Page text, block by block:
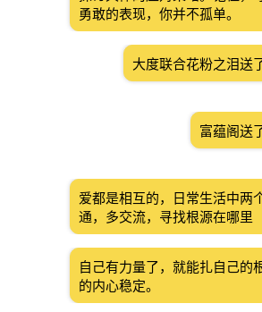
勇敢的表现，你并不孤单。
大度联合花粉之泪送
富蕴阁送
爱都是相互的，日常生活中两
通，多交流，寻找根源在哪里
自己有力量了，就能扎自己的
的内心稳定。